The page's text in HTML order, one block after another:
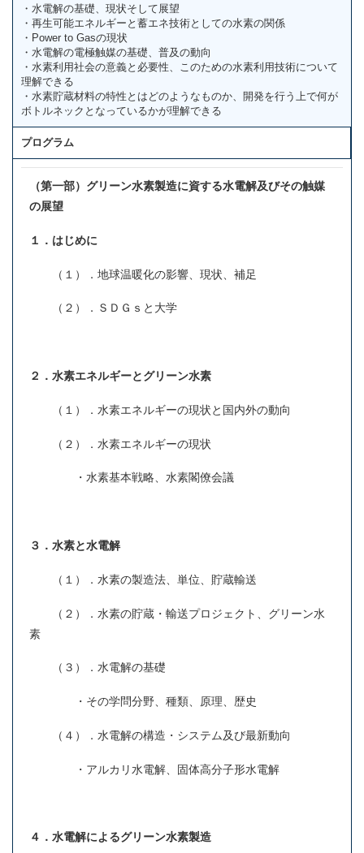
・水電解の基礎、現状そして展望
・再生可能エネルギーと蓄エネ技術としての水素の関係
・Power to Gasの現状
・水電解の電極触媒の基礎、普及の動向
・水素利用社会の意義と必要性、このための水素利用技術について
理解できる
・水素貯蔵材料の特性とはどのようなものか、開発を行う上で何が
ボトルネックとなっているかが理解できる
プログラム
（第一部）グリーン水素製造に資する水電解及びその触媒
の展望
１．はじめに
（１）．地球温暖化の影響、現状、補足
（２）．ＳＤＧｓと大学
２．水素エネルギーとグリーン水素
（１）．水素エネルギーの現状と国内外の動向
（２）．水素エネルギーの現状
・水素基本戦略、水素閣僚会議
３．水素と水電解
（１）．水素の製造法、単位、貯蔵輸送
（２）．水素の貯蔵・輸送プロジェクト、グリーン水
素
（３）．水電解の基礎
・その学問分野、種類、原理、歴史
（４）．水電解の構造・システム及び最新動向
・アルカリ水電解、固体高分子形水電解
４．水電解によるグリーン水素製造